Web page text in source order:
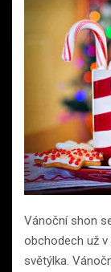
Vánoční shon
obchodech už
světýlka.